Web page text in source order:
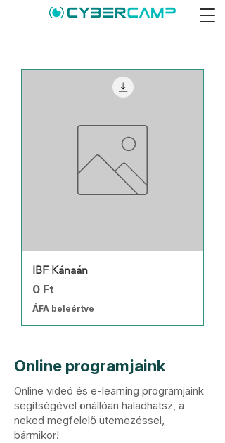
IBF Kánaán
Ár
0 Ft
ÁFA beleértve
Online programjaink
Online videó és e-learning programjaink
segítségével önállóan haladhatsz, a
neked megfelelő ütemezéssel,
bármikor!